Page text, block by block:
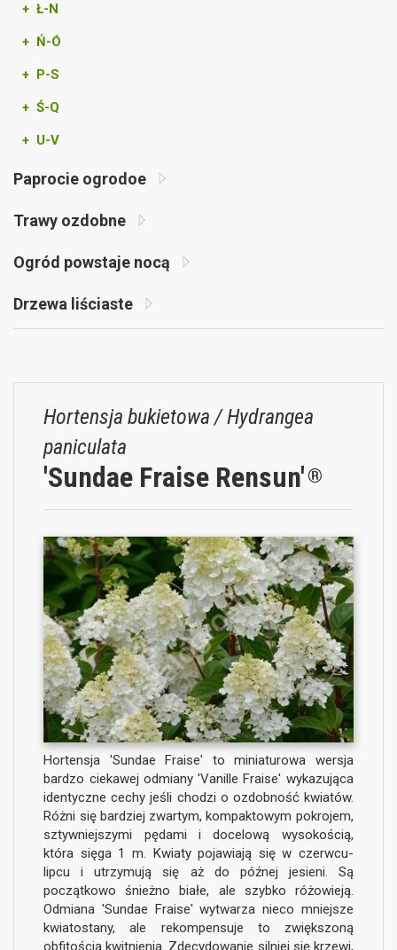
+ Ł-N
+ Ń-Ó
+ P-S
+ Ś-Q
+ U-V
Paprocie ogrodoe
Trawy ozdobne
Ogród powstaje nocą
Drzewa liściaste
Hortensja bukietowa / Hydrangea
paniculata
'Sundae Fraise Rensun'®
Hortensja 'Sundae Fraise' to miniaturowa wersja
bardzo ciekawej odmiany 'Vanille Fraise' wykazująca
identyczne cechy jeśli chodzi o ozdobność kwiatów.
Różni się bardziej zwartym, kompaktowym pokrojem,
sztywniejszymi pędami i docelową wysokością,
która sięga 1 m. Kwiaty pojawiają się w czerwcu-
lipcu i utrzymują się aż do późnej jesieni. Są
początkowo śnieżno białe, ale szybko różowieją.
Odmiana 'Sundae Fraise' wytwarza nieco mniejsze
kwiatostany, ale rekompensuje to zwiększoną
obfitością kwitnienia. Zdecydowanie silniej się krzewi,